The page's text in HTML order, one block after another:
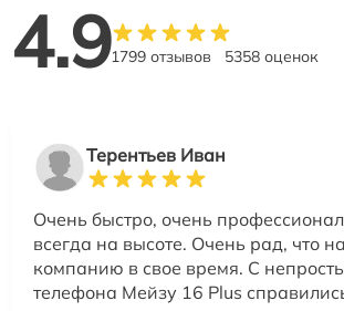
4.91799 отзывов 5358 оценок
Терентьев Иван
Очень быстро, очень
всегда на высоте. Очень рад, что
компанию в свое время. С
телефона Мейзу 16 Plus